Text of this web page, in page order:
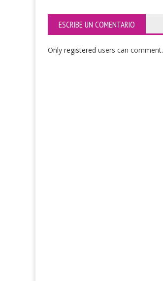
ESCRIBE UN COMENTARIO
Only registered users can comment.